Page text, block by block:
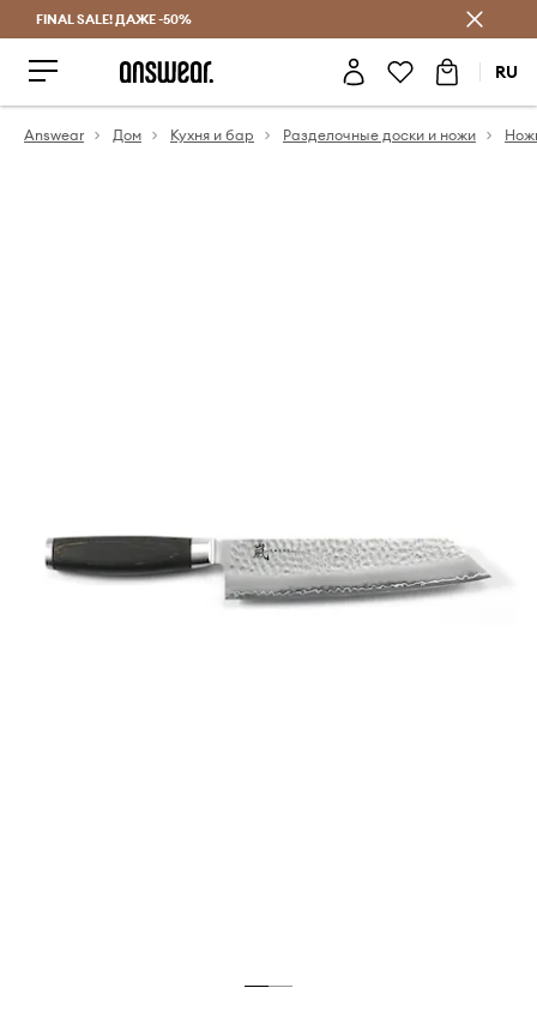
FINAL SALE! ДАЖЕ -50%
RU
Answear Дом Кухня и бар Разделочные доски и ножи